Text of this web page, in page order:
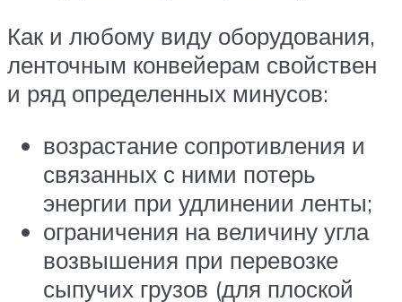
Как и любому виду оборудования,
ленточным конвейерам свойствен
и ряд определенных минусов:
возрастание сопротивления и
связанных с ними потерь
энергии при удлинении ленты;
ограничения на величину угла
возвышения при перевозке
сыпучих грузов (для плоской